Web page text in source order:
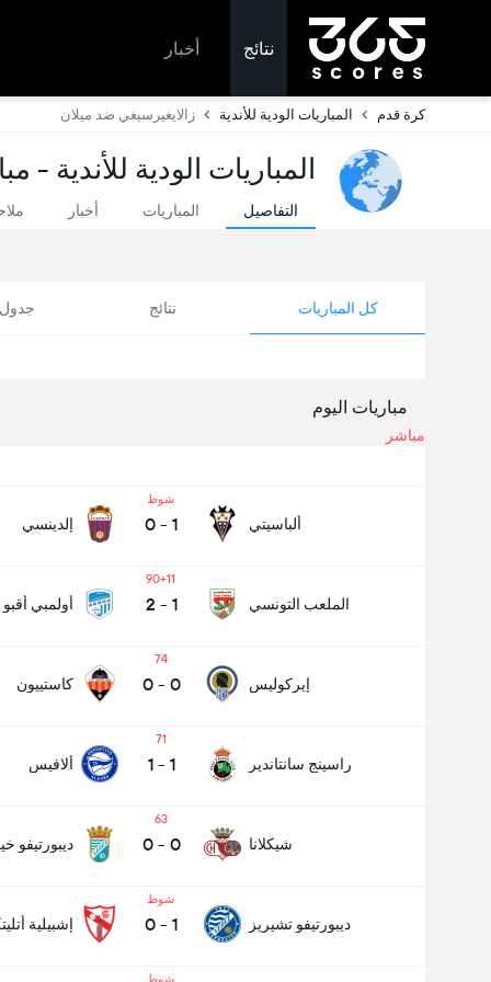
نتائج أخبار
كرة قدم المباريات الودية للأندية زالايغيرسيغي ضد ميلان
المباريات الودية للأندية -
التفاصيل المباريات أخبار
كل المباريات نتائج جدول
مباريات اليوم
مباشر
ألباسيتي
شوط
1
-
0 إلدينسي
الملعب التونسي
90+11
1
-
2 أولمبي أقبو
إيركوليس
74
0
-
0 كاستييون
راسينج سانتاندير
71
1
-
1 ألافيس
شيكلانا
63
0
-
0 ديبورتيفو
ديبورتيفو تشيريز
شوط
1
-
0 إشبيلية
شوط